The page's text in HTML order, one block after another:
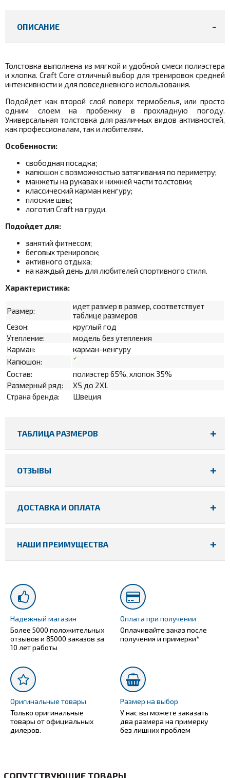
ОПИСАНИЕ
Толстовка выполнена из мягкой и удобной смеси полиэстера
и хлопка. Craft Core отличный выбор для тренировок средней
интенсивности и для повседневного использования.
Подойдет как второй слой поверх термобелья, или просто
одним слоем на пробежку в прохладную погоду.
Универсальная толстовка для различных видов активностей,
как профессионалам, так и любителям.
Особенности:
свободная посадка;
капюшон с возможностью затягивания по периметру;
манжеты на рукавах и нижней части толстовки;
классический карман кенгуру;
плоские швы;
логотип Craft на груди.
Подойдет для:
занятий фитнесом;
беговых тренировок;
активного отдыха;
на каждый день для любителей спортивного стиля.
Характеристика:
Размер:
идет размер в размер, соответствует
таблице размеров
Сезон:
круглый год
Утепление:
модель без утепления
Карман:
карман-кенгуру
Капюшон:
Состав:
полиэстер 65%, хлопок 35%
Размерный ряд:
XS до 2XL
Страна бренда:
Швеция
ТАБЛИЦА РАЗМЕРОВ
ОТЗЫВЫ
ДОСТАВКА И ОПЛАТА
НАШИ ПРЕИМУЩЕСТВА
Надежный магазин
Более 5000 положительных
отзывов и 85000 заказов за
10 лет работы
Оплата при получении
Оплачивайте заказ после
получения и примерки*
Оригинальные товары
Только оригинальные
товары от официальных
дилеров.
Размер на выбор
У нас вы можете заказать
два размера на примерку
без лишних проблем
СОПУТСТВУЮЩИЕ ТОВАРЫ